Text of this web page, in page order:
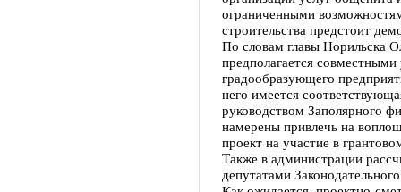
ограниченными
строительства предстоит
По словам главы Норильска
предполагается
градообразующего
него имеется
руководством Заполярного
намерены привлечь на
проект на участие в
Также в администрации
депутатами